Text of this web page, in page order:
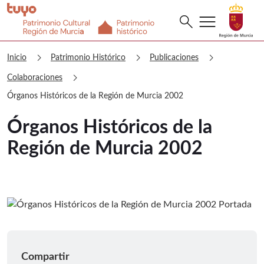
Patrimonio Histórico Órganos
Buscar
search menu
Inicio chevron_right Patrimonio Histórico chevron_right Publicaciones chevron_right
Colaboraciones chevron_right
Órganos Históricos de la Región de Murcia 2002
Órganos Históricos de la
Región de Murcia 2002
Compartir